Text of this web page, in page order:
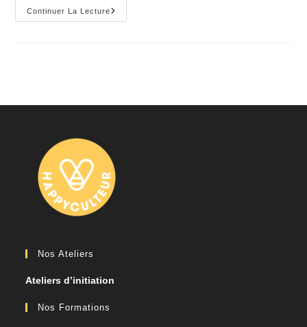
Continuer La LectureJournée
Mondiale
Nos Ateliers
Ateliers d’initiation
Nos Formations